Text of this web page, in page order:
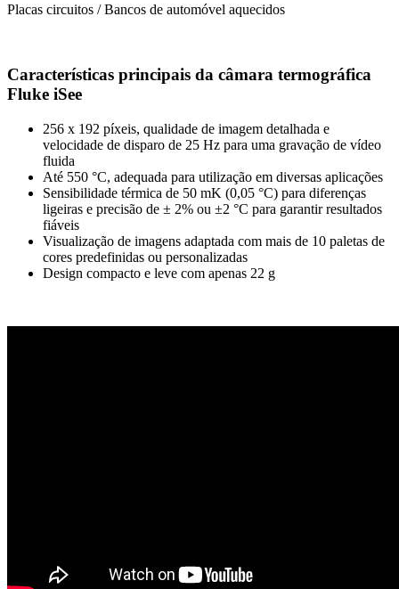
Placas circuitos / Bancos de automóvel aquecidos
Características principais da câmara termográfica
Fluke iSee
256 x 192 píxeis, qualidade de imagem detalhada e
velocidade de disparo de 25 Hz para uma gravação de vídeo
fluida
Até 550 °C, adequada para utilização em diversas aplicações
Sensibilidade térmica de 50 mK (0,05 °C) para diferenças
ligeiras e precisão de ± 2% ou ±2 °C para garantir resultados
fiáveis
Visualização de imagens adaptada com mais de 10 paletas de
cores predefinidas ou personalizadas
Design compacto e leve com apenas 22 g